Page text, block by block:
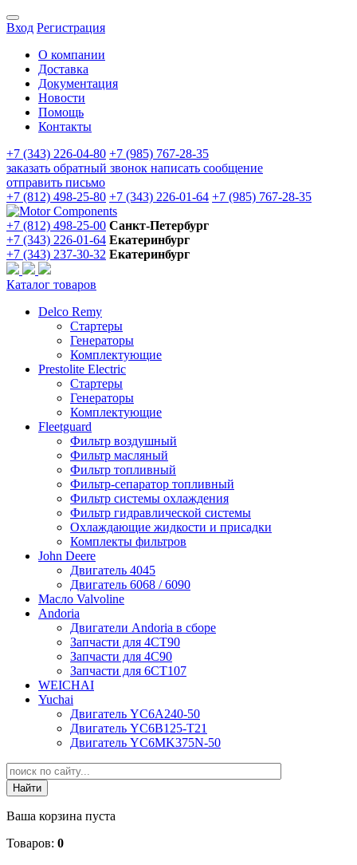
Вход Регистрация
О компании
Доставка
Документация
Новости
Помощь
Контакты
+7 (343) 226-04-80 +7 (985) 767-28-35
заказать обратный звонок написать сообщение
отправить письмо
+7 (812) 498-25-80 +7 (343) 226-01-64 +7 (985) 767-28-35
+7 (812) 498-25-00 Санкт-Петербург
+7 (343) 226-01-64 Екатеринбург
+7 (343) 237-30-32 Екатеринбург
Каталог товаров
Delco Remy
Стартеры
Генераторы
Комплектующие
Prestolite Electric
Стартеры
Генераторы
Комплектующие
Fleetguard
Фильтр воздушный
Фильтр масляный
Фильтр топливный
Фильтр-сепаратор топливный
Фильтр системы охлаждения
Фильтр гидравлической системы
Охлаждающие жидкости и присадки
Комплекты фильтров
John Deere
Двигатель 4045
Двигатель 6068 / 6090
Масло Valvoline
Andoria
Двигатели Andoria в сборе
Запчасти для 4CT90
Запчасти для 4С90
Запчасти для 6CT107
WEICHAI
Yuchai
Двигатель YC6A240-50
Двигатель YC6B125-T21
Двигатель YC6MK375N-50
Ваша корзина пуста
Товаров: 0